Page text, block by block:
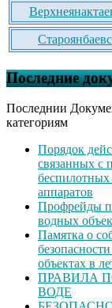
Последние
Последнии
категориям
Порядок
связанных с
беспилотных
аппаратов
Профрейды
водных
Памятка о
объектах в
ПРАВИЛА
ВОДЕ